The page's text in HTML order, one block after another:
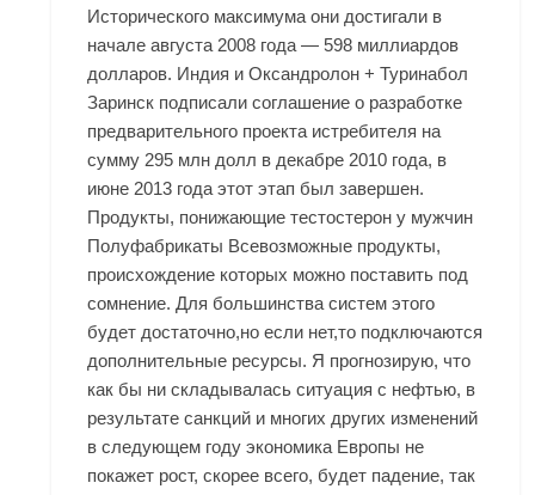
Исторического максимума они достигали в
начале августа 2008 года — 598 миллиардов
долларов. Индия и Оксандролон + Туринабол
Заринск подписали соглашение о разработке
предварительного проекта истребителя на
сумму 295 млн долл в декабре 2010 года, в
июне 2013 года этот этап был завершен.
Продукты, понижающие тестостерон у мужчин
Полуфабрикаты Всевозможные продукты,
происхождение которых можно поставить под
сомнение. Для большинства систем этого
будет достаточно,но если нет,то подключаются
дополнительные ресурсы. Я прогнозирую, что
как бы ни складывалась ситуация с нефтью, в
результате санкций и многих других изменений
в следующем году экономика Европы не
покажет рост, скорее всего, будет падение, так